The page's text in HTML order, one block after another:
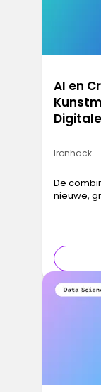
AI en
Ironhack -
De
nieuwe,